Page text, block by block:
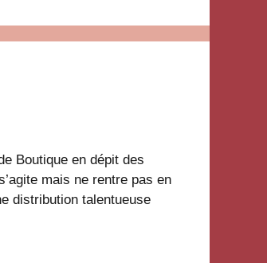
Boutique en dépit des
mais ne rentre pas en
distribution talentueuse